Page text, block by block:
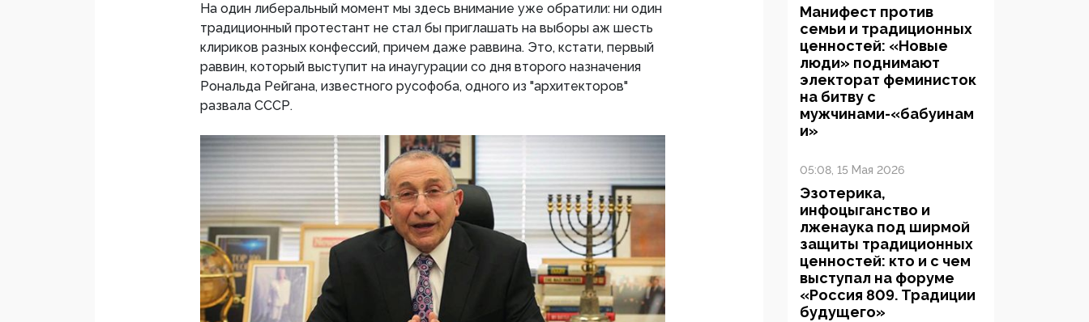
На один либеральный момент мы здесь внимание уже обратили: ни один
традиционный протестант не стал бы приглашать на выборы аж шесть
клириков разных конфессий, причем даже раввина. Это, кстати, первый
раввин, который выступит на инаугурации со дня второго назначения
Рональда Рейгана, известного русофоба, одного из "архитекторов"
развала СССР.
Манифест против
семьи и традиционных
ценностей: «Новые
люди» поднимают
электорат феминисток
на битву с
мужчинами-«бабуинам
и»
05:08, 15 Мая 2026
Эзотерика,
инфоцыганство и
лженаука под ширмой
защиты традиционных
ценностей: кто и с чем
выступал на форуме
«Россия 809. Традиции
будущего»